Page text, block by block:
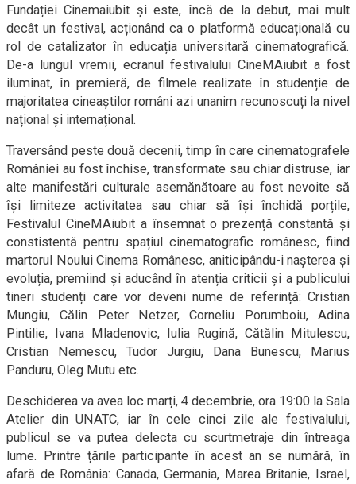
Fundației Cinemaiubit și este, încă de la debut, mai mult
decât un festival, acționând ca o platformă educațională cu
rol de catalizator în educația universitară cinematografică.
De-a lungul vremii, ecranul festivalului CineMAiubit a fost
iluminat, în premieră, de filmele realizate în studenție de
majoritatea cineaștilor români azi unanim recunoscuți la nivel
național și internațional.
Traversând peste două decenii, timp în care cinematografele
României au fost închise, transformate sau chiar distruse, iar
alte manifestări culturale asemănătoare au fost nevoite să
își limiteze activitatea sau chiar să își închidă porțile,
Festivalul CineMAiubit a însemnat o prezență constantă și
constistentă pentru spațiul cinematografic românesc, fiind
martorul Noului Cinema Românesc, aniticipându-i nașterea și
evoluția, premiind și aducând în atenția criticii și a publicului
tineri studenți care vor deveni nume de referință: Cristian
Mungiu, Călin Peter Netzer, Corneliu Porumboiu, Adina
Pintilie, Ivana Mladenovic, Iulia Rugină, Cătălin Mitulescu,
Cristian Nemescu, Tudor Jurgiu, Dana Bunescu, Marius
Panduru, Oleg Mutu etc.
Deschiderea va avea loc marți, 4 decembrie, ora 19:00 la Sala
Atelier din UNATC, iar în cele cinci zile ale festivalului,
publicul se va putea delecta cu scurtmetraje din întreaga
lume. Printre țările participante în acest an se numără, în
afară de România: Canada, Germania, Marea Britanie, Israel,